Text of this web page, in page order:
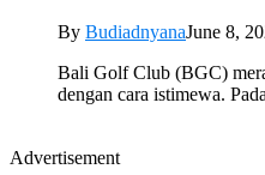
By BudiadnyanaJune 8,
Bali Golf Club (BGC)
dengan cara istimewa.
Advertisement